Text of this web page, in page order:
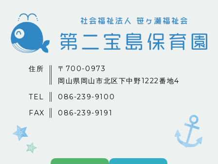
住所
〒700-0973
岡山県岡山市北区下中野1222番地4
TEL
086-239-9100
FAX
086-239-9191